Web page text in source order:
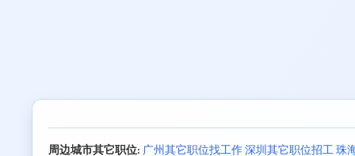
周边城市其它职位: 广州其它职位找工作深圳其它职位招工 珠